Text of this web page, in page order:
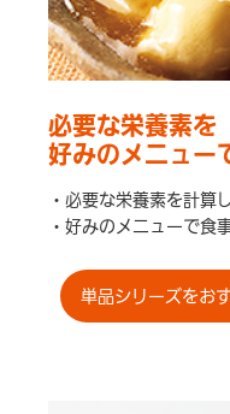
必要な栄養素を
好みのメニュー
・必要な栄養素を計算
・好みのメニューで食
単品シリーズをお